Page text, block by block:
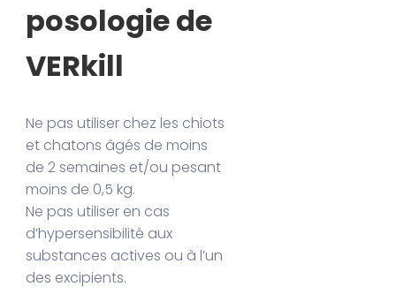
posologie de
VERkill
Ne pas utiliser chez les chiots
et chatons âgés de moins
de 2 semaines et/ou pesant
moins de 0,5 kg.
Ne pas utiliser en cas
d’hypersensibilité aux
substances actives ou à l’un
des excipients.